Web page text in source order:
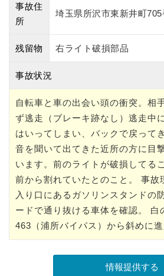
事故住
所
埼玉県所沢市東新井町705
残留物 右ライト破損部品
事故状況
自転車と車の出会い頭の衝突。相
ず逃走（ブレーキ跡なし）逃走中
はいってしまい、バックで戻って
音を聞いて出てきた近所の方に目
います。前のライトが破損してる
前から割れていたとのこと。 事故
入り口にあるガソリンスタンドの
ードで通り抜ける車体を確認。 白
463（浦所バイパス）から斜めに進